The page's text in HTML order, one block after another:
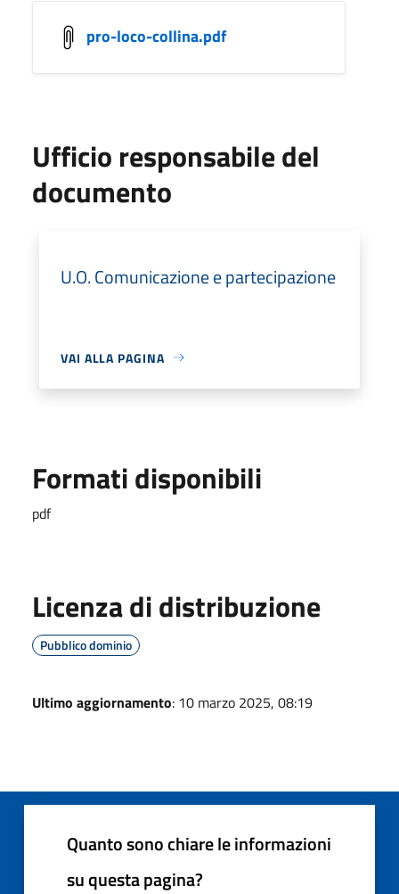
pro-loco-collina.pdf
Ufficio responsabile del
documento
U.O. Comunicazione e partecipazione
VAI ALLA PAGINA
Formati disponibili
pdf
Licenza di distribuzione
Pubblico dominio
Ultimo aggiornamento: 10 marzo 2025, 08:19
Quanto sono chiare le informazioni
su questa pagina?